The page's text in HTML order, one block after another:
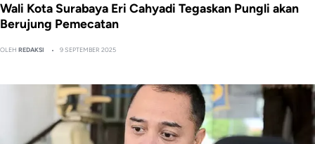
Wali Kota Surabaya Eri Cahyadi Tegaskan Pungli akan
Berujung Pemecatan
OLEHREDAKSI 9 SEPTEMBER 2025